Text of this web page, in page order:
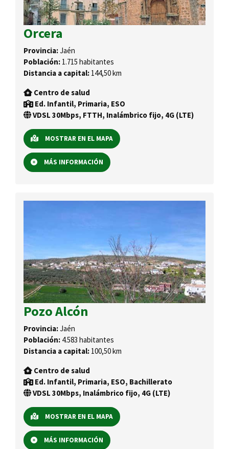
Orcera
Provincia:Jaén
Población: 1.715 habitantes
Distancia a capital: 144,50 km
Centro de salud
Ed. Infantil, Primaria, ESO
VDSL 30Mbps, FTTH, Inalámbrico fijo, 4G (LTE)
MOSTRAR EN EL MAPA
MÁS INFORMACIÓN
Pozo Alcón
Provincia:Jaén
Población: 4.583 habitantes
Distancia a capital: 100,50 km
Centro de salud
Ed. Infantil, Primaria, ESO, Bachillerato
VDSL 30Mbps, Inalámbrico fijo, 4G (LTE)
MOSTRAR EN EL MAPA
MÁS INFORMACIÓN